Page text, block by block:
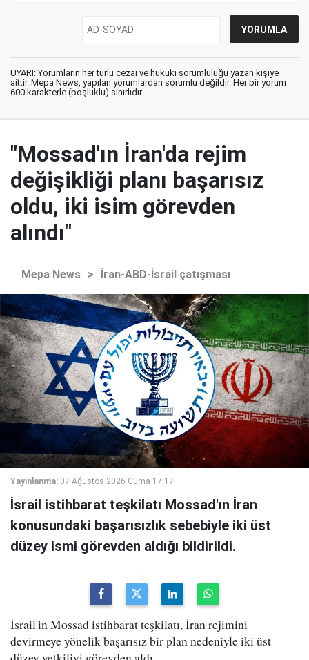
UYARI: Yorumların her türlü cezai ve hukuki sorumluluğu yazan kişiye
aittir. Mepa News, yapılan yorumlardan sorumlu değildir. Her bir yorum
600 karakterle (boşluklu) sınırlıdır.
"Mossad'ın İran'da rejim
değişikliği planı başarısız
oldu, iki isim görevden
alındı"
Mepa News > İran-ABD-İsrail çatışması
Yayınlanma: 07 Ağustos 2026 Cuma 17:17
İsrail istihbarat teşkilatı Mossad'ın İran
konusundaki başarısızlık sebebiyle iki üst
düzey ismi görevden aldığı bildirildi.
İsrail'in Mossad istihbarat teşkilatı, İran rejimini
devirmeye yönelik başarısız bir plan nedeniyle iki üst